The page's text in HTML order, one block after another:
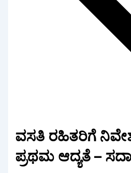
ವಸತಿ ರಹಿತರಿಗೆ
ಪ್ರಥಮ ಆದ್ಯತೆ –